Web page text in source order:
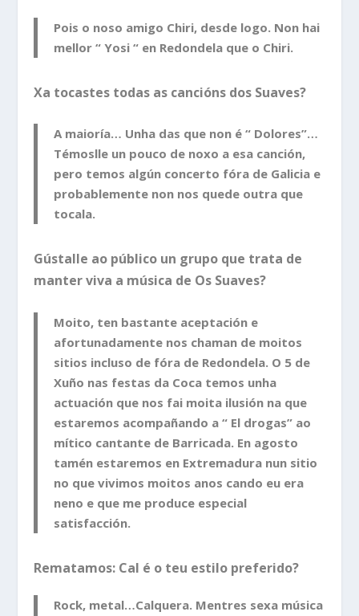
Pois o noso amigo Chiri, desde logo. Non hai
mellor “ Yosi “ en Redondela que o Chiri.
Xa tocastes todas as cancións dos Suaves?
A maioría… Unha das que non é “ Dolores”…
Témoslle un pouco de noxo a esa canción,
pero temos algún concerto fóra de Galicia e
probablemente non nos quede outra que
tocala.
Gústalle ao público un grupo que trata de
manter viva a música de Os Suaves?
Moito, ten bastante aceptación e
afortunadamente nos chaman de moitos
sitios incluso de fóra de Redondela. O 5 de
Xuño nas festas da Coca temos unha
actuación que nos fai moita ilusión na que
estaremos acompañando a “ El drogas” ao
mítico cantante de Barricada. En agosto
tamén estaremos en Extremadura nun sitio
no que vivimos moitos anos cando eu era
neno e que me produce especial
satisfacción.
Rematamos: Cal é o teu estilo preferido?
Rock, metal…Calquera. Mentres sexa música